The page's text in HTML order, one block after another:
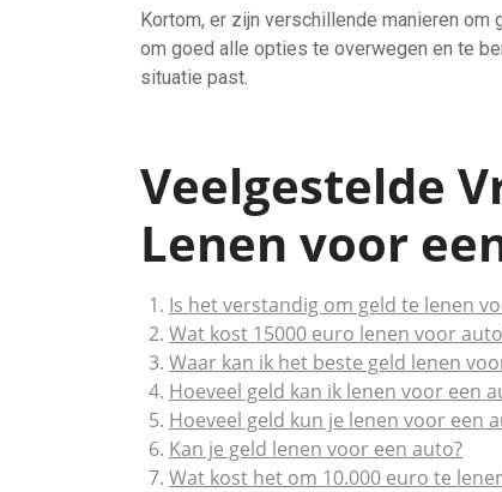
Kortom, er zijn verschillende manieren om
om goed alle opties te overwegen en te
situatie past.
Veelgestelde
Lenen voor
Is het verstandig om geld te lenen
Wat kost 15000 euro lenen voor
Waar kan ik het beste geld lenen
Hoeveel geld kan ik lenen voor een
Hoeveel geld kun je lenen voor een
Kan je geld lenen voor een auto?
Wat kost het om 10.000 euro te